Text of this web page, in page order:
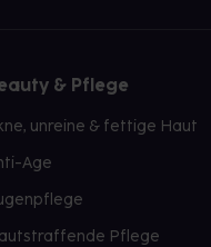
& Pflege
unreine & fettige Haut
Age
Pflege